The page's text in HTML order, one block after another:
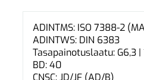
ADINTMS: ISO 7388-2
ADINTWS: DIN 6383
Tasapainotuslaatu: G6,3
BD: 40